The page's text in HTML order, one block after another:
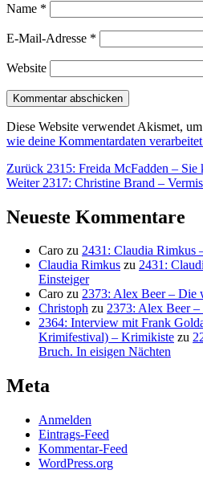
Name *
E-Mail-Adresse *
Website
Diese Website verwendet Akismet,
wie deine Kommentardaten
Beitragsnavigation
Zurück Vorheriger
Beitrag:
2315: Freida McFadden – Sie
Weiter Nächster
2317: Christine Brand –
Neueste Kommentare
Caro zu 2431: Claudia Rimkus
Claudia Rimkus zu 2431:
Einsteiger
Caro zu 2373: Alex Beer – Die
Christoph zu 2373: Alex Beer
2364: Interview mit Frank
Krimifestival) – Krimikiste zu
Bruch. In eisigen Nächten
Meta
Anmelden
Eintrags-Feed
Kommentar-Feed
WordPress.org